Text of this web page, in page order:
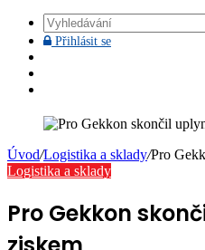
Přihlásit sePřihlásit
Úvod/Logistika a sklady/Pro
Logistika a sklady
Pro Gekkon